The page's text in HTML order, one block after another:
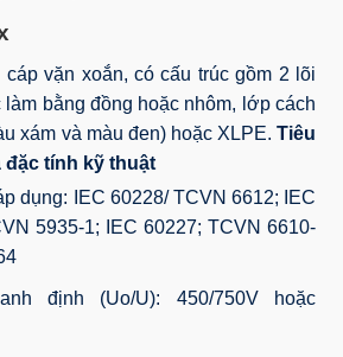
vặn xoắn, có cấu trúc gồm 2 lõi
bằng đồng hoặc nhôm, lớp cách
xám và màu đen) hoặc XLPE. Tiêu
đặc tính kỹ thuật
dụng: IEC 60228/ TCVN 6612; IEC
5935-1; IEC 60227; TCVN 6610-
định (Uo/U): 450/750V hoặc